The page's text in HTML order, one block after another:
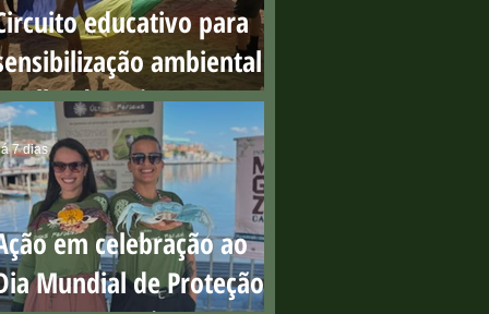
educativo para
ambiental
Ilha do Boi
em celebração ao
Mundial de Proteção
7 dias